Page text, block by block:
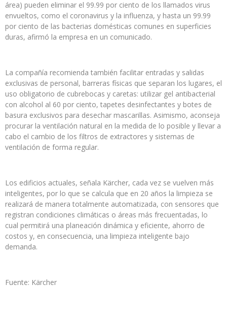
área) pueden eliminar el 99.99 por ciento de los llamados virus
envueltos, como el coronavirus y la influenza, y hasta un 99.99
por ciento de las bacterias domésticas comunes en superficies
duras, afirmó la empresa en un comunicado.
La compañía recomienda también facilitar entradas y salidas
exclusivas de personal, barreras físicas que separan los lugares, el
uso obligatorio de cubrebocas y caretas: utilizar gel antibacterial
con alcohol al 60 por ciento, tapetes desinfectantes y botes de
basura exclusivos para desechar mascarillas. Asimismo, aconseja
procurar la ventilación natural en la medida de lo posible y llevar a
cabo el cambio de los filtros de extractores y sistemas de
ventilación de forma regular.
Los edificios actuales, señala Kärcher, cada vez se vuelven más
inteligentes, por lo que se calcula que en 20 años la limpieza se
realizará de manera totalmente automatizada, con sensores que
registran condiciones climáticas o áreas más frecuentadas, lo
cual permitirá una planeación dinámica y eficiente, ahorro de
costos y, en consecuencia, una limpieza inteligente bajo
demanda.
Fuente: Kärcher